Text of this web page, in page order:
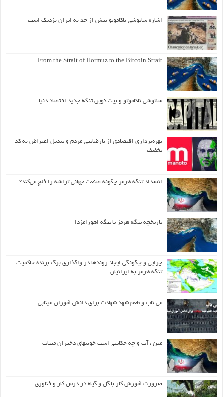
اشاره ساتوشی ناکاموتو بیش از حد به ایران نزدیک است
From the Strait of Hormuz to the Bitcoin Strait
ساتوشی ناکاموتو و بیت کوین تنگه جدید اقتصاد دنیا
بهره‌برداری اقتصادی از نارضایتی مردم و تبدیل اعتراض به کد
تخفیف
انسداد تنگه هرمز چگونه صنعت جهانی تراشه را فلج می‌کند؟
تاریخچه تنگه هرمز یا تنگه اهورامزدا
چرایی و چگونگی ایجاد روندها در واگذاری برگ برنده حاکمیت
تنگه هرمز به ایرانیان
می ناب و طعم شهد شهادت برای دانش آموزان مینابی
مین ، آب و چه حکایتی است خونبهای دختران میناب
ضرورت آموزش کار با گل و گیاه در درس کار و فناوری